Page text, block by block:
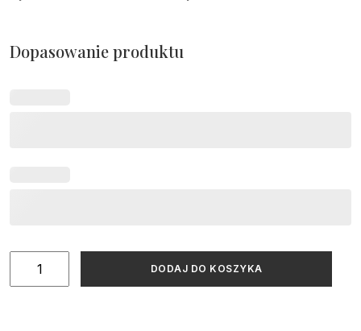
Dopasowanie produktu
DODAJ DO KOSZYKA